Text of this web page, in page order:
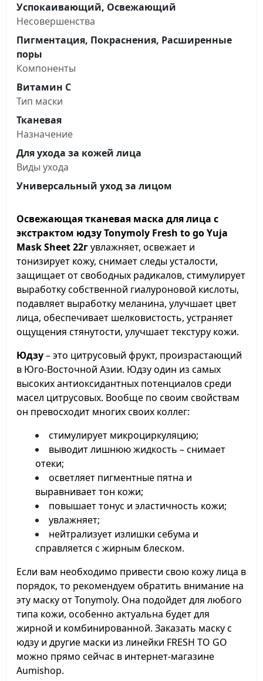
Успокаивающий, Освежающий
Несовершенства
Пигментация, Покраснения, Расширенные
поры
Компоненты
Витамин C
Тип маски
Тканевая
Назначение
Для ухода за кожей лица
Виды ухода
Универсальный уход за лицом
Освежающая тканевая маска для лица с
экстрактом юдзу Tonymoly Fresh to go Yuja
Mask Sheet 22гувлажняет, освежает и
тонизирует кожу, снимает следы усталости,
защищает от свободных радикалов, стимулирует
выработку собственной гиалуроновой кислоты,
подавляет выработку меланина, улучшает цвет
лица, обеспечивает шелковистость, устраняет
ощущения стянутости, улучшает текстуру кожи.
Юдзу– это цитрусовый фрукт, произрастающий
в Юго-Восточной Азии. Юдзу один из самых
высоких антиоксидантных потенциалов среди
масел цитрусовых. Вообще по своим свойствам
он превосходит многих своих коллег:
стимулирует микроциркуляцию;
выводит лишнюю жидкость – снимает
отеки;
осветляет пигментные пятна и
выравнивает тон кожи;
повышает тонус и эластичность кожи;
увлажняет;
нейтрализует излишки себума и
справляется с жирным блеском.
Если вам необходимо привести свою кожу лица в
порядок, то рекомендуем обратить внимание на
эту маску от Tonymoly. Она подойдет для любого
типа кожи, особенно актуальна будет для
жирной и комбинированной. Заказать маску с
юдзу и другие маски из линейки FRESH TO GO
можно прямо сейчас в интернет-магазине
Aumishop.